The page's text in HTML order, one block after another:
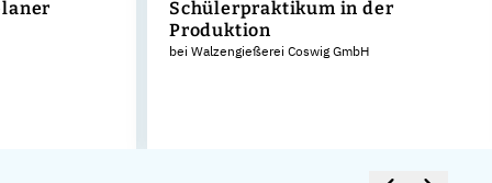
Schülerpraktikum in der
Produktion
bei Walzengießerei Coswig GmbH